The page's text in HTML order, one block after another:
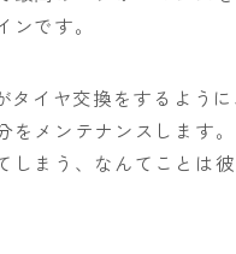
です。
タイヤ交換をするよう
をメンテナンスします
しまう、なんてことは